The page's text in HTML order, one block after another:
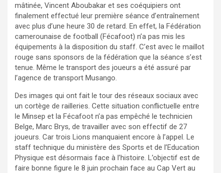
mâtinée, Vincent Aboubakar et ses coéquipiers ont
finalement effectué leur première séance d’entraînement
avec plus d’une heure 30 de retard. En effet, la Fédération
camerounaise de football (Fécafoot) n’a pas mis les
équipements à la disposition du staff. C’est avec le maillot
rouge sans sponsors de la fédération que la séance s’est
tenue. Même le transport des joueurs a été assuré par
l’agence de transport Musango.
Des images qui ont fait le tour des réseaux sociaux avec
un cortège de railleries. Cette situation conflictuelle entre
le Minsep et la Fécafoot n’a pas empêché le technicien
Belge, Marc Brys, de travailler avec son effectif de 27
joueurs. Car trois Lions manquaient encore à l’appel. Le
staff technique du ministère des Sports et de l’Education
Physique est désormais face à l’histoire. L’objectif est de
faire bonne figure le 8 juin prochain face au Cap Vert au